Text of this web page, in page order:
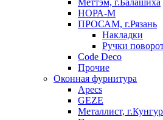
Меттэм, г.Балашиха
НОРА-М
ПРОСАМ, г.Рязань
Накладки
Ручки
Code Deco
Прочие
Оконная фурнитура
Apecs
GEZE
Металлист, г.Кунгур